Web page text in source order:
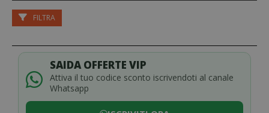
SAIDA OFFERTE VIP
Attiva il tuo codice sconto iscrivendoti al canale
Whatsapp
FILTRA